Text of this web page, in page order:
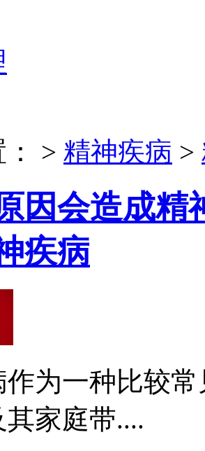
> 精神疾病 >
因会造成精
疾病
作为一种比较
家庭带....